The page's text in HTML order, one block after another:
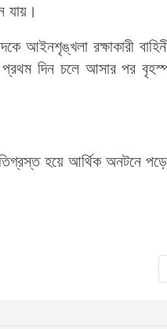
যায়।
আইনশৃঙ্খলা রক্ষাকারী
দিন চলে আসার পর
হয়ে আর্থিক অনটনে